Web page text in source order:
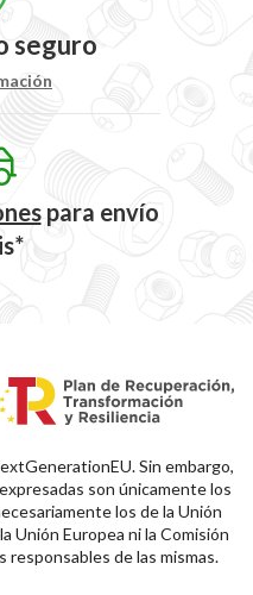
seguro
para envío
Sin embargo,
son únicamente los
los de la Unión
Unión Europea ni la Comisión
responsables de las mismas.